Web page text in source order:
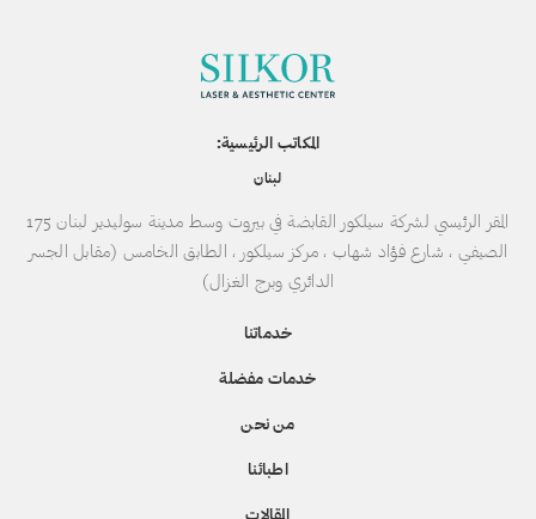
المكاتب الرئيسية:
لبنان
المقر الرئيسي لشركة سيلكور القابضة في بيروت وسط مدينة سوليدير لبنان 175
الصيفي ، شارع فؤاد شهاب ، مركز سيلكور ، الطابق الخامس (مقابل الجسر
الدائري وبرج الغزال)
خدماتنا
خدمات مفضلة
من نحن
اطبائنا
المقالات